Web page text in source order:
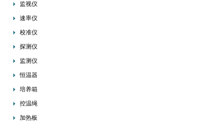
监视仪
速率仪
校准仪
探测仪
监测仪
恒温器
培养箱
控温绳
加热板